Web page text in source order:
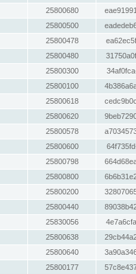
25800680
25800500
25800478
25800480
25800300
25800100
25800618
25800620
25800578
25800600
25800798
25800800
25800200
25800440
25830056
25800638
25800640
25800177